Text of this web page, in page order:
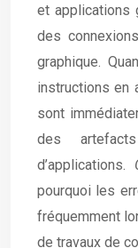
et applications
des
graphique.
instructions en
sont
des
d’applications.
pourquoi les
fréquemment
de travaux de